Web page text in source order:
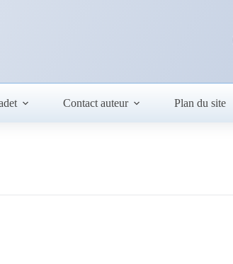
Contact auteur Plan du site